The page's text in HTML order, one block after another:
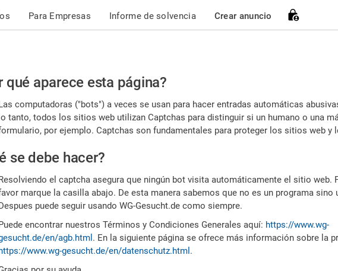
Para Empresas Informe de solvencia Crear anuncio
qué aparece esta página?
computadoras ("bots") a veces se usan para hacer entradas automáticas
lo tanto, todos los sitios web utilizan Captchas para distinguir si un humano o una
por ejemplo. Captchas son fundamentales para proteger los sitios web y
se debe hacer?
el captcha asegura que ningún bot visita automáticamente el sitio web.
marque la casilla abajo. De esta manera sabemos que no es un programa sino
puede seguir usando WG-Gesucht.de como siempre.
encontrar nuestros Términos y Condiciones Generales aquí: https://www.wg-
en/agb.html . En la siguiente página se ofrece más información sobre la
www.wg-gesucht.de/en/datenschutz.html .